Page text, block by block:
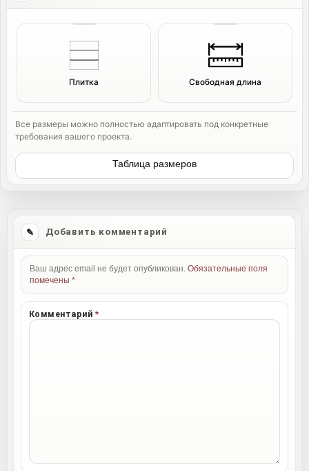
Плитка Свободная длина
Все размеры можно полностью адаптировать под конкретные
требования вашего проекта.
Таблица размеров
Добавить комментарий
Ваш адрес email не будет опубликован. Обязательные поля
помечены *
Комментарий*